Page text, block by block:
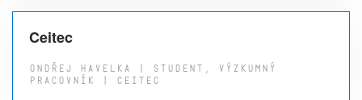
Ceitec
ONDŘEJ HAVELKA | STUDENT, VÝZKUMNÝ
PRACOVNÍK | CEITEC